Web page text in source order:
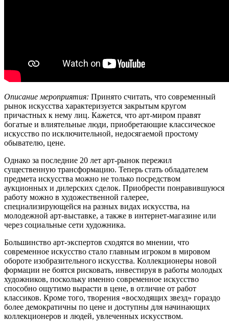
Описание мероприятия: Принято считать, что современный
рынок искусства характеризуется закрытым кругом
причастных к нему лиц. Кажется, что арт-миром правят
богатые и влиятельные люди, приобретающие классическое
искусство по исключительной, недосягаемой простому
обывателю, цене.
Однако за последние 20 лет арт-рынок пережил
существенную трансформацию. Теперь стать обладателем
предмета искусства можно не только посредством
аукционных и дилерских сделок. Приобрести понравившуюся
работу можно в художественной галерее,
специализирующейся на разных видах искусства, на
молодежной арт-выставке, а также в интернет-магазине или
через социальные сети художника.
Большинство арт-экспертов сходятся во мнении, что
современное искусство стало главным игроком в мировом
обороте изобразительного искусства. Коллекционеры новой
формации не боятся рисковать, инвестируя в работы молодых
художников, поскольку именно современное искусство
способно ощутимо вырасти в цене, в отличие от работ
классиков. Кроме того, творения «восходящих звезд» гораздо
более демократичны по цене и доступны для начинающих
коллекционеров и людей, увлеченных искусством.